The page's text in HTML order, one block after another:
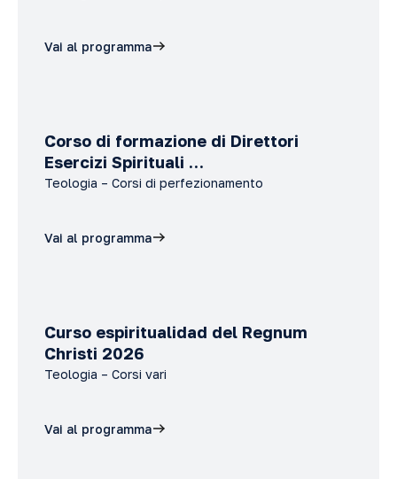
Vai al programma
Corso di formazione di Direttori
Esercizi Spirituali …
Teologia – Corsi di perfezionamento
Vai al programma
Curso espiritualidad del Regnum
Christi 2026
Teologia – Corsi vari
Vai al programma